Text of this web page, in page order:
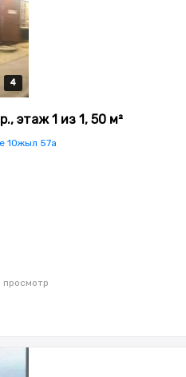
4
4
4
4
этаж 1 из 1, 50 м²
10жыл 57а
просмотр